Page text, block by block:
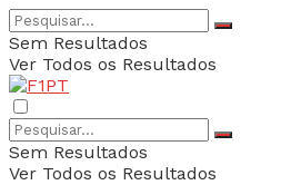
Sem Resultados
Ver Todos os Resultados
Sem Resultados
Ver Todos os Resultados